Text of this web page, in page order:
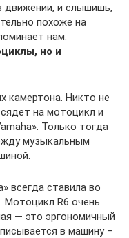
движении, и слышишь,
похоже на
нам:
но и
камертона. Никто не
на мотоцикл и
Только тогда
музыкальным
всегда ставила во
Мотоцикл R6 очень
— это эргономичный
в машину –